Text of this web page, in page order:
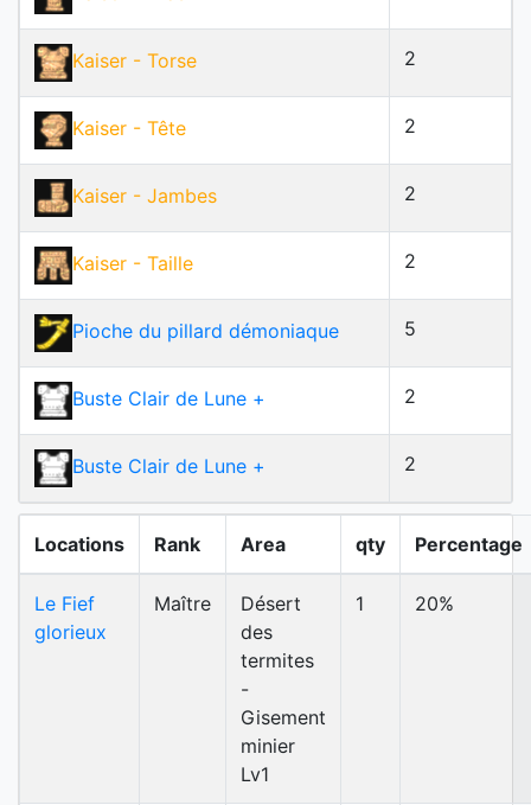
Kaiser - Torse 2
Kaiser - Tête 2
Kaiser - Jambes 2
Kaiser - Taille 2
Pioche du pillard démoniaque 5
Buste Clair de Lune + 2
Buste Clair de Lune + 2
Locations Rank Area qty Percentage
Le Fief
glorieux
Maître
Désert
des
termites
-
Gisement
minier
Lv1
1 20%